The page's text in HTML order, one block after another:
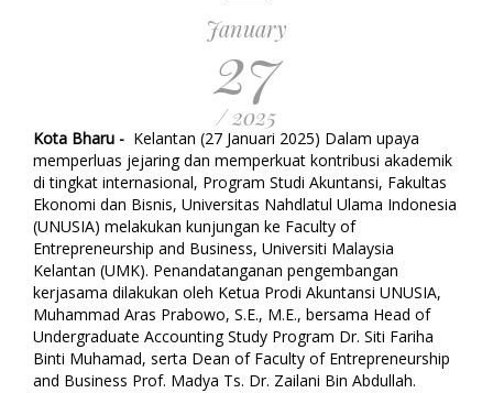
January
27
/ 2025
Kota Bharu - Kelantan (27 Januari 2025) Dalam upaya
memperluas jejaring dan memperkuat kontribusi akademik
di tingkat internasional, Program Studi Akuntansi, Fakultas
Ekonomi dan Bisnis, Universitas Nahdlatul Ulama Indonesia
(UNUSIA) melakukan kunjungan ke Faculty of
Entrepreneurship and Business, Universiti Malaysia
Kelantan (UMK). Penandatanganan pengembangan
kerjasama dilakukan oleh Ketua Prodi Akuntansi UNUSIA,
Muhammad Aras Prabowo, S.E., M.E., bersama Head of
Undergraduate Accounting Study Program Dr. Siti Fariha
Binti Muhamad, serta Dean of Faculty of Entrepreneurship
and Business Prof. Madya Ts. Dr. Zailani Bin Abdullah.